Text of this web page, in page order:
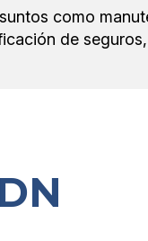
como
de